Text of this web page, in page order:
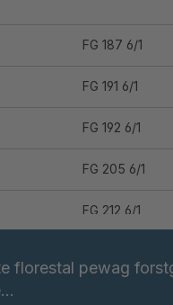
FG 187 6/1
FG 191 6/1
FG 192 6/1
FG 205 6/1
FG 212 6/1
florestal pewag